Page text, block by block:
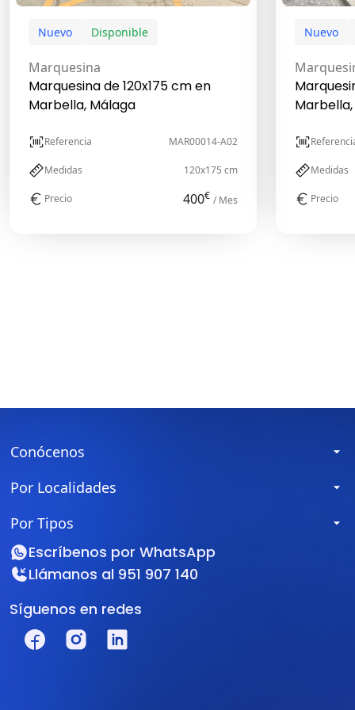
Nuevo Disponible
Marquesina
Marquesina de 120x175 cm en
Marbella, Málaga
Referencia MAR00014-A02
Medidas 120x175 cm
Precio 400€ / Mes
Nuevo
Medidas
Precio
Conócenos
Por Localidades
Por Tipos
Escríbenos por WhatsApp
Llámanos al 951 907 140
Síguenos en redes